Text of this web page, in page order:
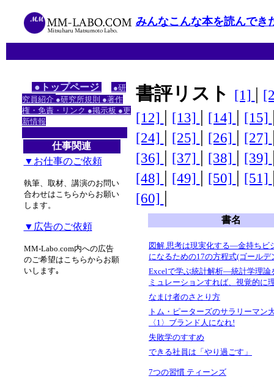
みんなこんな本を読んでき
●トップページ
●研
究員紹介 ●研究所規則 ●著作
権・免責・リンク ●掲示板 ●更
新情報
仕事関連
▼お仕事のご依頼
執筆、取材、講演のお問い
合わせはこちらからお願い
します。
▼広告のご依頼
MM-Labo.com内への広告
のご希望はこちらからお願
いします｡
書評リスト [1] |
[12] | [13] | [14] | [15]
[24] | [25] | [26] | [27]
[36] | [37] | [38] | [39]
[48] | [49] | [50] | [51]
[60] |
書名
図解 思考は現実化する―金持ちビ
になるための17の方程式(ゴールデ
Excelで学ぶ統計解析―統計学理論
ミュレーションすれば、視覚的に
なまけ者のさとり方
トム・ピーターズのサラリーマン
〈1〉ブランド人になれ!
失敗学のすすめ
できる社員は「やり過ごす」
7つの習慣 ティーンズ